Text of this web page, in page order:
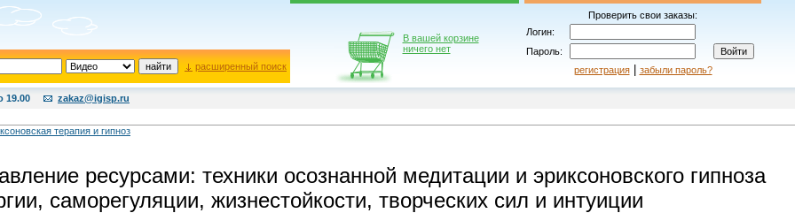
расширенный поиск
В вашей корзине
ничего нет
Проверить свои заказы:
Логин:
Пароль:
регистрация| забыли пароль?
19.00 zakaz@igisp.ru
терапия и гипноз
ресурсами: техники осознанной медитации и эриксоновского гипноза
саморегуляции, жизнестойкости, творческих сил и интуиции